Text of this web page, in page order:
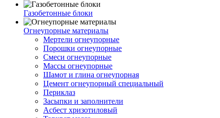
Газобетонные блоки
Огнеупорные материалы
Мертели огнеупорные
Порошки огнеупорные
Смеси огнеупорные
Массы огнеупорные
Шамот и глина огнеупорная
Цемент огнеупорный специальный
Периклаз
Засыпки и заполнители
Асбест хризотиловый